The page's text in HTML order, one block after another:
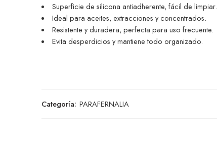
Superficie de silicona antiadherente, fácil de limpiar.
Ideal para aceites, extracciones y concentrados.
Resistente y duradera, perfecta para uso frecuente.
Evita desperdicios y mantiene todo organizado.
Categoría: PARAFERNALIA